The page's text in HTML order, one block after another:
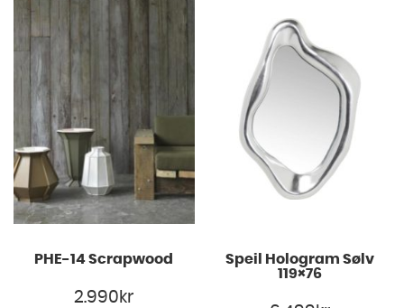
PHE-14 Scrapwood
2.990 kr
Speil Hologram Sølv
119×76